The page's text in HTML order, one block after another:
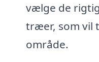
vælge de
træer, som vil
område.